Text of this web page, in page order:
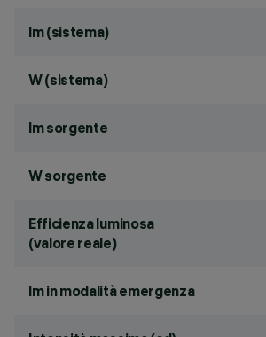
lm (sistema)
W (sistema)
lm sorgente
W sorgente
Efficienza luminosa
(valore reale)
lm in modalità emergenza